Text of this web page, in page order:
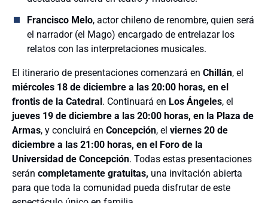
Francisco Melo, actor chileno de renombre, quien será
el narrador (el Mago) encargado de entrelazar los
relatos con las interpretaciones musicales.
El itinerario de presentaciones comenzará en Chillán, el
miércoles 18 de diciembre a las 20:00 horas, en el
frontis de la Catedral . Continuará en Los Ángeles, el
jueves 19 de diciembre a las 20:00 horas, en la Plaza de
Armas, y concluirá en Concepción, el viernes 20 de
diciembre a las 21:00 horas, en el Foro de la
Universidad de Concepción. Todas estas presentaciones
serán completamente gratuitas, una invitación abierta
para que toda la comunidad pueda disfrutar de este